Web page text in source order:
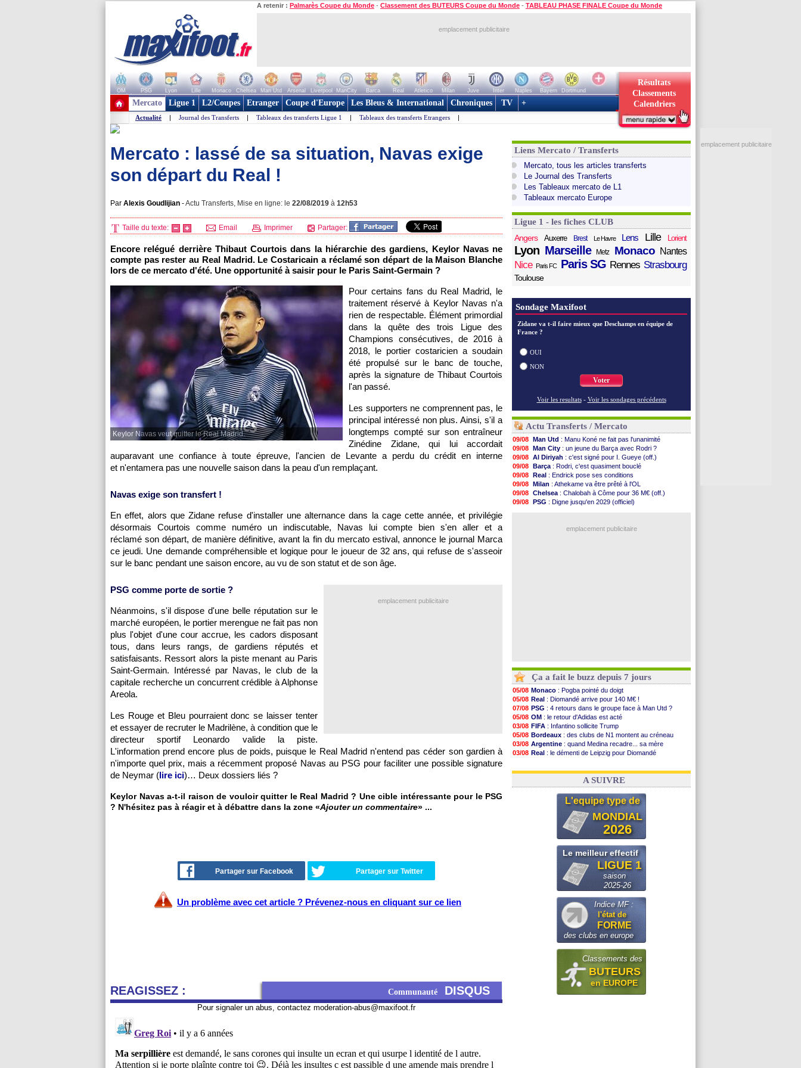
A retenir : Palmarès Coupe du Monde - Classement des BUTEURS Coupe du Monde - TABLEAU PHASE FINALE Coupe du Monde
emplacement publicitaire
OM PSG Lyon Lille Monaco Chelsea Man Utd Arsenal Liverpool ManCity Barca Real Atletico Milan Juve Inter Naples Bayern
Dortmund
+ de clubs
Résultats
Classements
Calendriers
Mercato Ligue 1 L2/Coupes Etranger Coupe d'Europe Les Bleus & International Chroniques TV +
Actualité | Journal des Transferts | Tableaux des transferts Ligue 1 | Tableaux des transferts Etrangers |
Mercato : lassé de sa situation, Navas exige
son départ du Real !
Par Alexis Goudlijian -Actu Transferts, Mise en ligne: le 22/08/2019 à 12h53
Taille du texte: Email Imprimer Partager:
Encore relégué derrière Thibaut Courtois dans la hiérarchie des gardiens, Keylor Navas ne
compte pas rester au Real Madrid. Le Costaricain a réclamé son départ de la Maison Blanche
lors de ce mercato d'été. Une opportunité à saisir pour le Paris Saint-Germain ?
Keylor Navas veut quitter le Real Madrid.
Pour certains fans du Real Madrid, le
traitement réservé à Keylor Navas n'a
rien de respectable. Élément primordial
dans la quête des trois Ligue des
Champions consécutives, de 2016 à
2018, le portier costaricien a soudain
été propulsé sur le banc de touche,
après la signature de Thibaut Courtois
l'an passé.
Les supporters ne comprennent pas, le
principal intéressé non plus. Ainsi, s'il a
longtemps compté sur son entraîneur
Zinédine Zidane, qui lui accordait
auparavant une confiance à toute épreuve, l'ancien de Levante a perdu du crédit en interne
et n'entamera pas une nouvelle saison dans la peau d'un remplaçant.
Navas exige son transfert !
En effet, alors que Zidane refuse d'installer une alternance dans la cage cette année, et privilégie
désormais Courtois comme numéro un indiscutable, Navas lui compte bien s'en aller et a
réclamé son départ, de manière définitive, avant la fin du mercato estival, annonce le journal Marca
ce jeudi. Une demande compréhensible et logique pour le joueur de 32 ans, qui refuse de s'asseoir
sur le banc pendant une saison encore, au vu de son statut et de son âge.
emplacement publicitaire
PSG comme porte de sortie ?
Néanmoins, s'il dispose d'une belle réputation sur le
marché européen, le portier merengue ne fait pas non
plus l'objet d'une cour accrue, les cadors disposant
tous, dans leurs rangs, de gardiens réputés et
satisfaisants. Ressort alors la piste menant au Paris
Saint-Germain. Intéressé par Navas, le club de la
capitale recherche un concurrent crédible à Alphonse
Areola.
Les Rouge et Bleu pourraient donc se laisser tenter
et essayer de recruter le Madrilène, à condition que le
directeur sportif Leonardo valide la piste.
L'information prend encore plus de poids, puisque le Real Madrid n'entend pas céder son gardien à
n'importe quel prix, mais a récemment proposé Navas au PSG pour faciliter une possible signature
de Neymar (lire ici)… Deux dossiers liés ?
Keylor Navas a-t-il raison de vouloir quitter le Real Madrid ? Une cible intéressante pour le PSG
? N'hésitez pas à réagir et à débattre dans la zone «Ajouter un commentaire» ...
Partager sur Facebook Partager sur Twitter
Un problème avec cet article ? Prévenez-nous en cliquant sur ce lien
REAGISSEZ : Communauté DISQUS
Pour signaler un abus, contactez moderation-abus@maxifoot.fr
Liens Mercato / Transferts
Mercato, tous les articles transferts
Le Journal des Transferts
Les Tableaux mercato de L1
Tableaux mercato Europe
Ligue 1 - les fiches CLUB
Angers
Auxerre Brest Le Havre Lens Lille Lorient
Lyon Marseille Metz Monaco Nantes
Nice Paris FC Paris SG Rennes Strasbourg
Toulouse
Sondage Maxifoot
Zidane va t-il faire mieux que Deschamps en équipe de
France ?
OUI
NON
Voter
Voir les resultats - Voir les sondages précédents
Actu Transferts / Mercato
09/08 Man Utd : Manu Koné ne fait pas l'unanimité
09/08 Man City : un jeune du Barça avec Rodri ?
09/08 Al Diriyah : c'est signé pour I. Gueye (off.)
09/08 Barça : Rodri, c'est quasiment bouclé
09/08 Real : Endrick pose ses conditions
09/08 Milan : Athekame va être prêté à l'OL
09/08 Chelsea : Chalobah à Côme pour 36 M€ (off.)
09/08 PSG : Digne jusqu'en 2029 (officiel)
: Maldini prêté à Cagliari (officiel)
emplacement publicitaire
Ça a fait le buzz depuis 7 jours
05/08 Monaco : Pogba pointé du doigt
05/08 Real : Diomandé arrive pour 140 M€ !
07/08 PSG : 4 retours dans le groupe face à Man Utd ?
05/08 OM : le retour d'Adidas est acté
03/08 FIFA : Infantino sollicite Trump
05/08 Bordeaux : des clubs de N1 montent au créneau
03/08 Argentine : quand Medina recadre... sa mère
03/08 Real : le démenti de Leipzig pour Diomandé
03/08 OM: Paixão attire un 2e club anglais
A SUIVRE
L'equipe type de
MONDIAL
2026
Le meilleur effectif
LIGUE 1
saison
2025-26
Indice MF :
l'état de
FORME
des clubs en europe
Classements des
BUTEURS
en EUROPE
emplacement publicitaire